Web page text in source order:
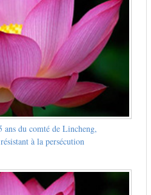
du comté de Lincheng,
à la persécution